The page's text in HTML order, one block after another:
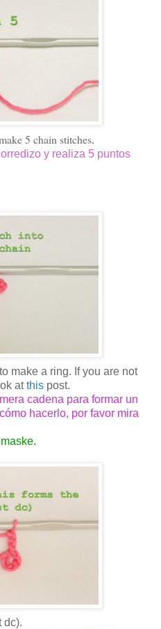
5 chain stitches.
y realiza 5 puntos
make a ring. If you are not
atthis post.
cadena para formar un
hacerlo, por favor mira
dc).